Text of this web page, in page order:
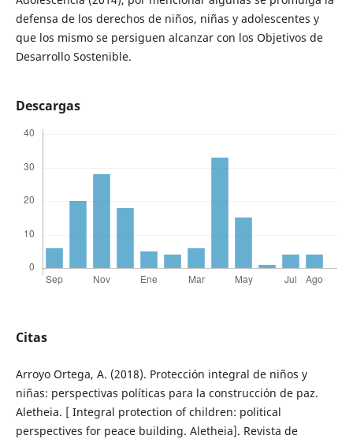
defensa de los derechos de niños, niñas y adolescentes y
que los mismo se persiguen alcanzar con los Objetivos de
Desarrollo Sostenible.
Descargas
Citas
Arroyo Ortega, A. (2018). Protección integral de niños y
niñas: perspectivas políticas para la construcción de paz.
Aletheia. [ Integral protection of children: political
perspectives for peace building. Aletheia]. Revista de